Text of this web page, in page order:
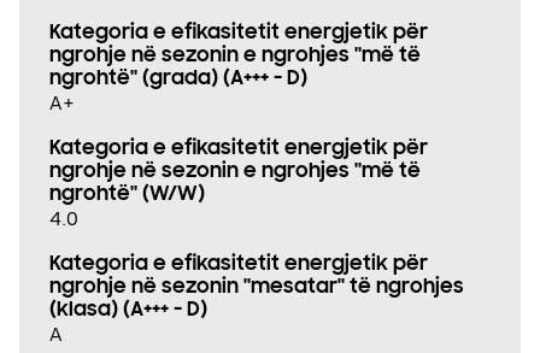
Kategoria e efikasitetit energjetik për
ngrohje në sezonin e ngrohjes "më të
ngrohtë" (grada) (A+++ - D)
A+
Kategoria e efikasitetit energjetik për
ngrohje në sezonin e ngrohjes "më të
ngrohtë" (W/W)
4.0
Kategoria e efikasitetit energjetik për
ngrohje në sezonin "mesatar" të ngrohjes
(klasa) (A+++ - D)
A